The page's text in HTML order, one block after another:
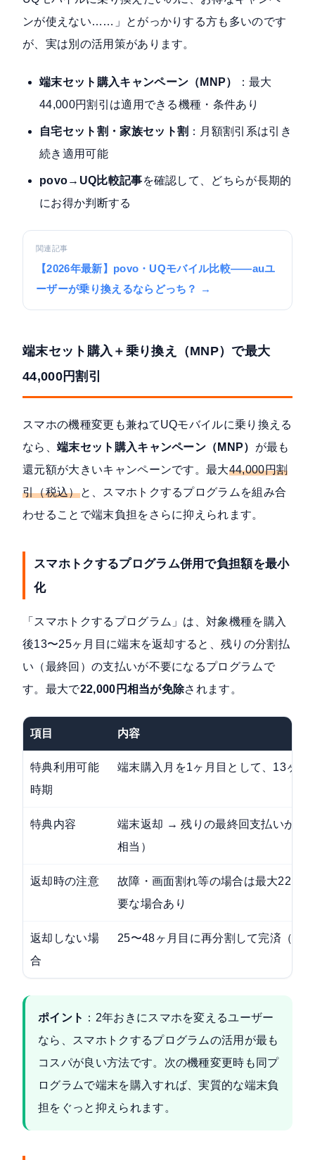
ンが使えない……」とがっかりする方も多いのです
が、実は別の活用策があります。
端末セット購入キャンペーン（MNP）
：最大
44,000円割引は適用できる機種・条件あり
自宅セット割・家族セット割 ：月額割引系は引き
続き適用可能
povo→UQ比較記事を確認して、どちらが長期的
にお得か判断する
関連記事
【2026年最新】povo・UQモバイル比較——auユ
ーザーが乗り換えるならどっち？ →
端末セット購入＋乗り換え（MNP）で最大
44,000円割引
スマホの機種変更も兼ねてUQモバイルに乗り換える
なら、 端末セット購入キャンペーン（MNP） が最も
還元額が大きいキャンペーンです。最大44,000円割
引（税込）と、スマホトクするプログラムを組み合
わせることで端末負担をさらに抑えられます。
スマホトクするプログラム併用で負担額を最小
化
「スマホトクするプログラム」は、対象機種を購入
後13〜25ヶ月目に端末を返却すると、残りの分割払
い（最終回）の支払いが不要になるプログラムで
す。最大で22,000円相当が免除されます。
項目 内容
特典利用可能
時期
端末購入月を1ヶ月目として、13ヶ月
特典内容
端末返却 → 残りの最終回支払いが不
相当）
返却時の注意
故障・画面割れ等の場合は最大
要な場合あり
返却しない場
合
25〜48ヶ月目に再分割して完済（手
ポイント ：2年おきにスマホを変えるユーザー
なら、スマホトクするプログラムの活用が最も
コスパが良い方法です。次の機種変更時も同プ
ログラムで端末を購入すれば、実質的な端末負
担をぐっと抑えられます。